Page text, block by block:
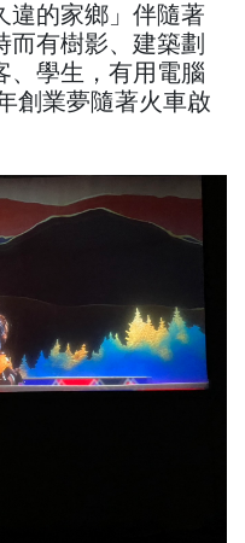
違的家鄉」伴隨著
而有樹影、建築劃
、學生，有用電腦
創業夢隨著火車啟